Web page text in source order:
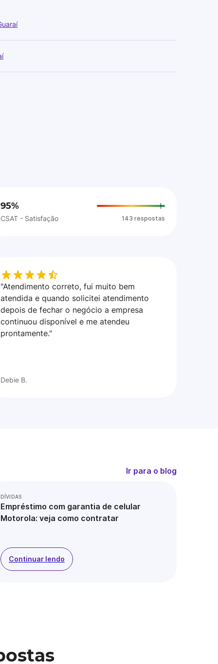
95%
CSAT - Satisfação 143 respostas
"Atendimento correto, fui muito bem
atendida e quando solicitei atendimento
depois de fechar o negócio a empresa
continuou disponível e me atendeu
prontamente."
Debie B.
Ir para o blog
DÍVIDAS
Empréstimo com garantia de celular
Motorola: veja como contratar
Continuar lendo